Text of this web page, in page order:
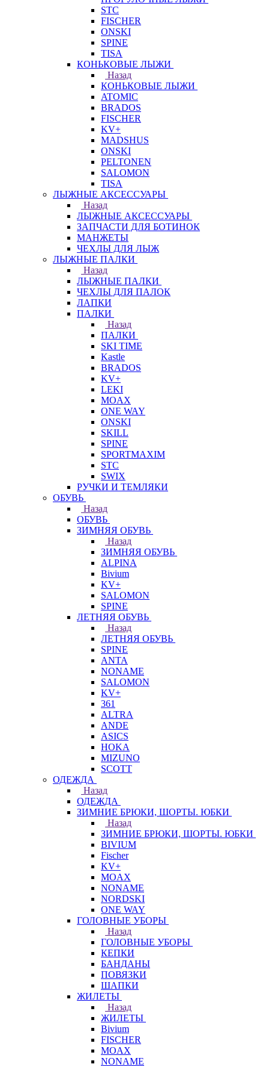
STC
FISCHER
ONSKI
SPINE
TISA
КОНЬКОВЫЕ ЛЫЖИ
Назад
КОНЬКОВЫЕ ЛЫЖИ
ATOMIC
BRADOS
FISCHER
KV+
MADSHUS
ONSKI
PELTONEN
SALOMON
TISA
ЛЫЖНЫЕ АКСЕССУАРЫ
Назад
ЛЫЖНЫЕ АКСЕССУАРЫ
ЗАПЧАСТИ ДЛЯ БОТИНОК
МАНЖЕТЫ
ЧЕХЛЫ ДЛЯ ЛЫЖ
ЛЫЖНЫЕ ПАЛКИ
Назад
ЛЫЖНЫЕ ПАЛКИ
ЧЕХЛЫ ДЛЯ ПАЛОК
ЛАПКИ
ПАЛКИ
Назад
ПАЛКИ
SKI TIME
Kastle
BRADOS
KV+
LEKI
MOAX
ONE WAY
ONSKI
SKILL
SPINE
SPORTMAXIM
STC
SWIX
РУЧКИ И ТЕМЛЯКИ
ОБУВЬ
Назад
ОБУВЬ
ЗИМНЯЯ ОБУВЬ
Назад
ЗИМНЯЯ ОБУВЬ
ALPINA
Bivium
KV+
SALOMON
SPINE
ЛЕТНЯЯ ОБУВЬ
Назад
ЛЕТНЯЯ ОБУВЬ
SPINE
ANTA
NONAME
SALOMON
KV+
361
ALTRA
ANDE
ASICS
HOKA
MIZUNO
SCOTT
ОДЕЖДА
Назад
ОДЕЖДА
ЗИМНИЕ БРЮКИ, ШОРТЫ. ЮБКИ
Назад
ЗИМНИЕ БРЮКИ, ШОРТЫ. ЮБКИ
BIVIUM
Fischer
KV+
MOAX
NONAME
NORDSKI
ONE WAY
ГОЛОВНЫЕ УБОРЫ
Назад
ГОЛОВНЫЕ УБОРЫ
КЕПКИ
БАНДАНЫ
ПОВЯЗКИ
ШАПКИ
ЖИЛЕТЫ
Назад
ЖИЛЕТЫ
Bivium
FISCHER
MOAX
NONAME